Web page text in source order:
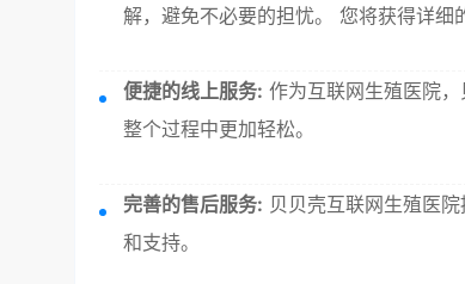
解，避免不必要的担忧。 您将获得详细
便捷的线上服务: 作为互联网生殖医院
整个过程中更加轻松。
完善的售后服务: 贝贝壳互联网生殖医
和支持。